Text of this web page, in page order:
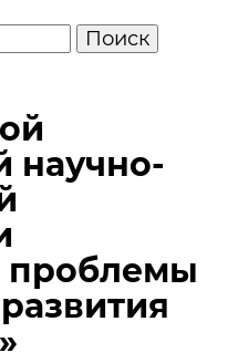
научно-
проблемы